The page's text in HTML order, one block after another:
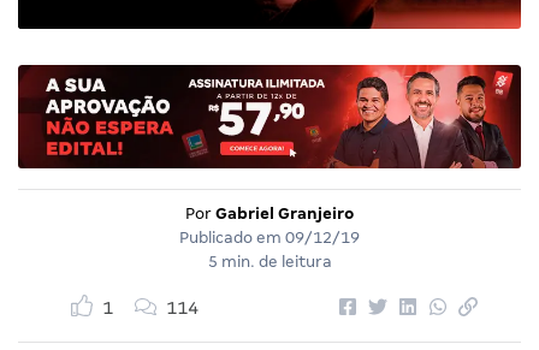
Por Gabriel Granjeiro
Publicado em 09/12/19
5 min. de leitura
1 114